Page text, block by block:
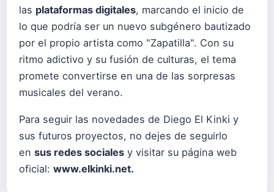
las plataformas digitales, marcando el inicio de
lo que podría ser un nuevo subgénero bautizado
por el propio artista como "Zapatilla". Con su
ritmo adictivo y su fusión de culturas, el tema
promete convertirse en una de las sorpresas
musicales del verano.
Para seguir las novedades de Diego El Kinki y
sus futuros proyectos, no dejes de seguirlo
en sus redes sociales y visitar su página web
oficial: www.elkinki.net.